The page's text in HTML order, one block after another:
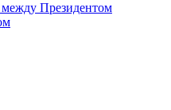
между Президентом